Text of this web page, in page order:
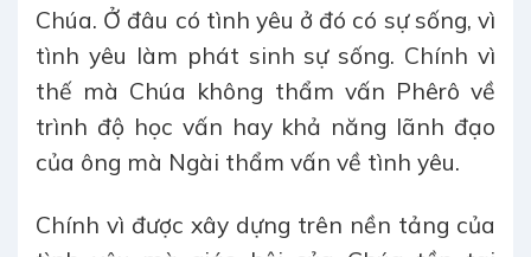
Chúa. Ở đâu có tình yêu ở đó có sự sống, vì
tình yêu làm phát sinh sự sống. Chính vì
thế mà Chúa không thẩm vấn Phêrô về
trình độ học vấn hay khả năng lãnh đạo
của ông mà Ngài thẩm vấn về tình yêu.
Chính vì được xây dựng trên nền tảng của